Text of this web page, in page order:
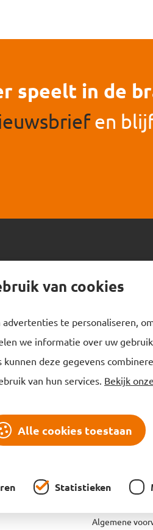
van cookies
te personaliseren,
we informatie over uw
kunnen deze gegevens
van hun services. Bekijk
Alle cookies toestaan
Statistieken
speelt in de
en
Informatie
Nieuws
Referenties
Werken bij
Klachten of tips
Contact
Algemene